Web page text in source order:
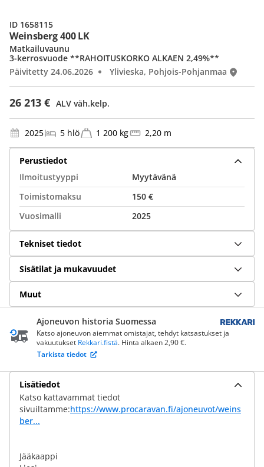
Weinsberg 400 LK
26 213 € ALV väh.kelp.
Matkailuvaunu
3-kerrosvuode **RAHOITUSKORKO ALKAEN 2,49%**
Päivitetty 24.06.2026
Ylivieska, Pohjois-Pohjanmaa
ID 1658115
2025 5 hlö 1 200 kg 2,20 m
Perustiedot
Ilmoitustyyppi
Myytävänä
Toimistomaksu
150 €
Vuosimalli
2025
Tekniset tiedot
Sisätilat ja mukavuudet
Muut
Ajoneuvon historia Suomessa
Katso ajoneuvon aiemmat omistajat, tehdyt katsastukset ja
vakuutukset Rekkari.fistä. Hinta alkaen 2,90 €.
Tarkista tiedot
Lisätiedot
Katso kattavammat tiedot
sivuiltamme:https://www.procaravan.fi/ajoneuvot/weins
ber...
Jääkaappi